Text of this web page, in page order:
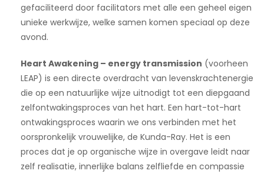
gefaciliteerd door facilitators met alle een geheel eigen
unieke werkwijze, welke samen komen speciaal op deze
avond.
Heart Awakening – energy transmission (voorheen
LEAP) is een directe overdracht van levenskrachtenergie
die op een natuurlijke wijze uitnodigt tot een diepgaand
zelfontwakingsproces van het hart. Een hart-tot-hart
ontwakingsproces waarin we ons verbinden met het
oorspronkelijk vrouwelijke, de Kunda-Ray. Het is een
proces dat je op organische wijze in overgave leidt naar
zelf realisatie, innerlijke balans zelfliefde en compassie